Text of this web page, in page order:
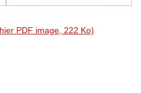
PDF image, 222 Ko)